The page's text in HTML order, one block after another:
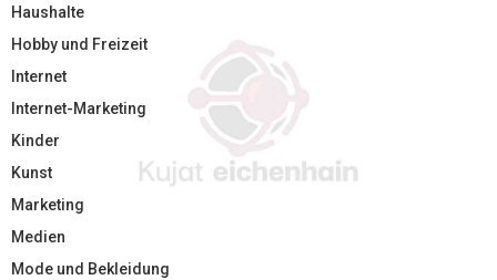
Haushalte
Hobby und Freizeit
Internet
Internet-Marketing
Kinder
Kunst
Marketing
Medien
Mode und Bekleidung